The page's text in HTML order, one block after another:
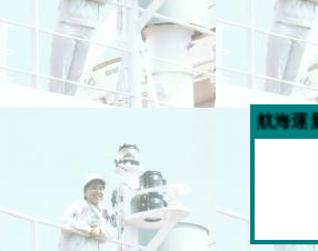
今週の「内航海運新聞」広告ス